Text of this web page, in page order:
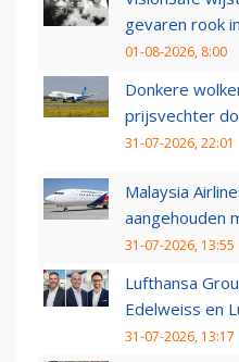
gevaren rook
01-08-2026, 8:00
Donkere
prijsvechter
31-07-2026, 22:01
Malaysia
aangehouden
31-07-2026, 13:55
Lufthansa
Edelweiss en
31-07-2026, 13:17